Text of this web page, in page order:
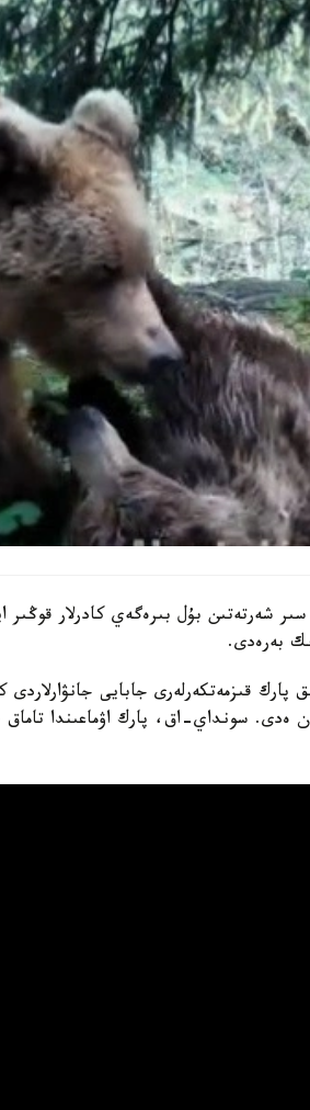
شەرتەتىن بۇل بىرەگەي كادرلار
بەرەدى.
پارك قىزمەتكەرلەرى جابايى
ەدى. سونداي-اق، پارك اۋماعىندا تاماق